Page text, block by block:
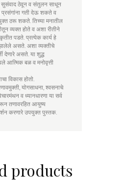
सुसंवाद ठेवून व संतुलन साधून
प्रसंगांना गती देऊ शकते व
ठरू शकते. तिच्या मनातील
व्यक्त होते व अशा रीतीने
कृतीत पडते. प्रत्येक कार्य हे
झालेले असते. अशा व्यक्तीचे
देणारे असते. या शुद्ध
आत्मिक बळ व मनोवृत्ती
विकास होतो.
योगसाधना, श्वसनाचे
व ध्यानधारणा या सर्व
तणावरहित आयुष्य
करणारे उपयुक्त पुस्तक.
products